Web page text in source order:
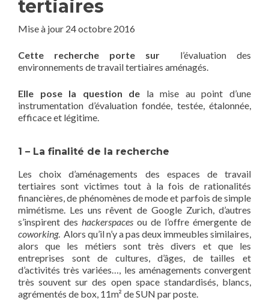
tertiaires
Mise à jour 24 octobre 2016
Cette recherche porte sur l’évaluation des
environnements de travail tertiaires aménagés.
Elle pose la question de la mise au point d’une
instrumentation d’évaluation fondée, testée, étalonnée,
efficace et légitime.
1 – La finalité de la recherche
Les choix d’aménagements des espaces de travail
tertiaires sont victimes tout à la fois de rationalités
financières, de phénomènes de mode et parfois de simple
mimétisme. Les uns rêvent de Google Zurich, d’autres
s’inspirent des hackerspaces ou de l’offre émergente de
coworking. Alors qu’il n’y a pas deux immeubles similaires,
alors que les métiers sont très divers et que les
entreprises sont de cultures, d’âges, de tailles et
d’activités très variées…, les aménagements convergent
très souvent sur des open space standardisés, blancs,
agrémentés de box, 11m² de SUN par poste.